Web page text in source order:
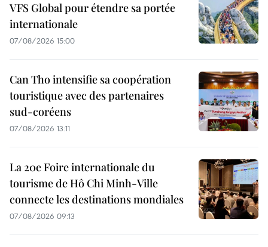
VFS Global pour étendre sa portée
internationale
07/08/2026 15:00
Can Tho intensifie sa coopération
touristique avec des partenaires
sud-coréens
07/08/2026 13:11
La 20e Foire internationale du
tourisme de Hô Chi Minh-Ville
connecte les destinations mondiales
07/08/2026 09:13